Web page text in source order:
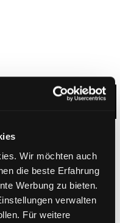
Wir möchten auch
die beste Erfahrung
Werbung zu bieten.
verwalten
Für weitere